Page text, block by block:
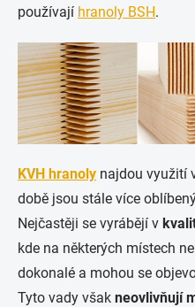
používají hranoly BSH.
KVH hranoly najdou využití
době jsou stále více
Nejčastěji se vyrábějí v
kde na některých místech
dokonalé a mohou se
Tyto vady však neovlivňují